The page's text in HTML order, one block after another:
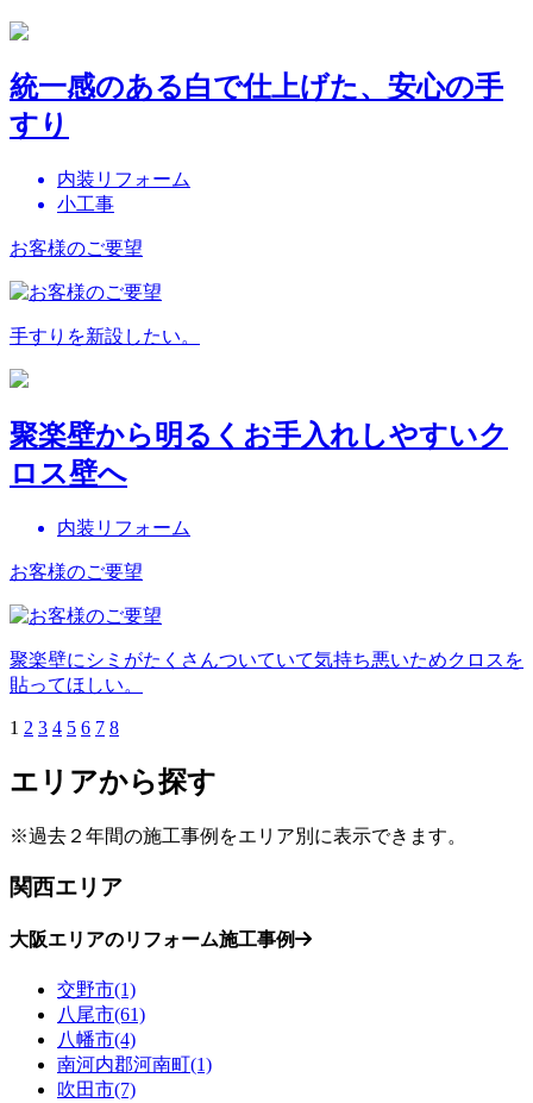
統一感のある白で仕上げた、安心の手
すり
内装リフォーム
小工事
お客様のご要望
手すりを新設したい。
聚楽壁から明るくお手入れしやすいク
ロス壁へ
内装リフォーム
お客様のご要望
聚楽壁にシミがたくさんついていて気持ち悪いためクロスを
貼ってほしい。
1 2 3 4 5 6 7 8
エリアから探す
※過去２年間の施工事例をエリア別に表示できます。
関西エリア
大阪エリアのリフォーム施工事例
交野市(1)
八尾市(61)
八幡市(4)
南河内郡河南町(1)
吹田市(7)